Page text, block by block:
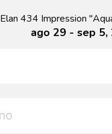
Elan 434 Impression
ago 29 - sep 5,